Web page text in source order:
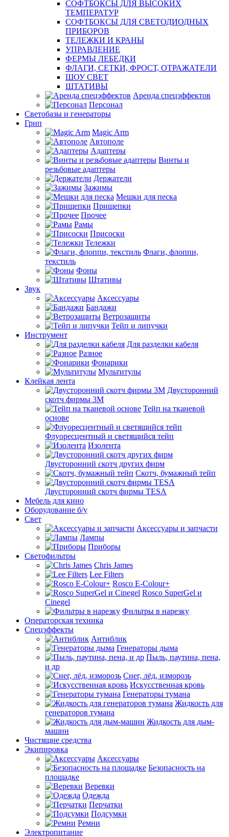
СОФТБОКСЫ ДЛЯ ВЫСОКИХ
ТЕМПЕРАТУР
СОФТБОКСЫ ДЛЯ СВЕТОДИОДНЫХ
ПРИБОРОВ
ТЕЛЕЖКИ И КРАНЫ
УПРАВЛЕНИЕ
ФЕРМЫ ЛЕБЕДКИ
ФЛАГИ, СЕТКИ, ФРОСТ, ОТРАЖАТЕЛИ
ШОУ СВЕТ
ШТАТИВЫ
Аренда спецэффектов
Персонал
Светобазы и генераторы
Грип
Magic Arm
Автополе
Адаптеры
Винты и
резьбовые адаптеры
Держатели
Зажимы
Мешки для песка
Прищепки
Прочее
Рамы
Присоски
Тележки
Флаги, флоппи,
текстиль
Фоны
Штативы
Звук
Аксессуары
Бандажи
Ветрозащиты
Тейп и липучки
Инструмент
Для разделки кабеля
Разное
Фонарики
Мультитулы
Клейкая лента
Двусторонний
скотч фирмы 3M
Тейп на тканевой
основе
Флуоресцентный и светящийся тейп
Изолента
Двусторонний скотч других фирм
Скотч, бумажный тейп
Двусторонний скотч фирмы TESA
Мебель для кино
Оборудование б/у
Свет
Аксессуары и запчасти
Лампы
Приборы
Светофильтры
Chris James
Lee Filters
Rosco E-Colour+
Rosco SuperGel и
Cinegel
Фильтры в нарезку
Операторская техника
Спецэффекты
Антиблик
Генераторы дыма
Пыль, паутина, пена,
и др
Снег, лёд, изморозь
Искусственная кровь
Генераторы тумана
Жидкость для
генераторов тумана
Жидкость для дым-
машин
Чистящие средства
Экипировка
Аксессуары
Безопасность на
площадке
Веревки
Одежда
Перчатки
Подсумки
Ремни
Электропитание